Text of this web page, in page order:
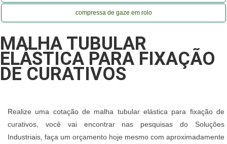
compressa de gaze em rolo
MALHA TUBULAR
ELÁSTICA PARA FIXAÇÃO
DE CURATIVOS
Realize uma cotação de malha tubular elástica para fixação de
curativos, você vai encontrar nas pesquisas do Soluções
Industriais, faça um orçamento hoje mesmo com aproximadamente